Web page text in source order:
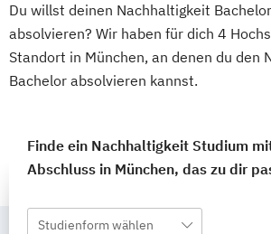
Du willst deinen Nachhaltigkeit
absolvieren? Wir haben für dich 4
Standort in München, an denen du den
Bachelor absolvieren kannst.
Finde ein Nachhaltigkeit Studium
Abschluss in München, das zu dir
Studienform wählen